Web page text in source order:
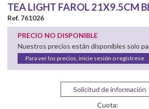
TEA LIGHT FAROL 21X9.5CM
Ref. 761026
PRECIO NO DISPONIBLE
Nuestros precios están disponibles solo
Para ver los precios, inicie sesión o regístrese
Solicitud de información
Cuota: